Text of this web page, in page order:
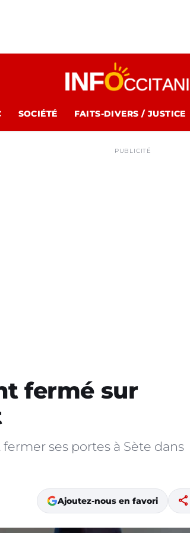
SOCIÉTÉ FAITS-DIVERS / JUSTICE
PUBLICITÉ
fermé sur
ses portes à Sète dans
Ajoutez-nous en favori share